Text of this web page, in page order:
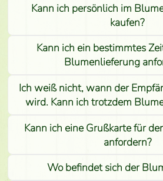
Kann ich persönlich im
kaufen?
Kann ich ein bestimmtes
Blumenlieferung
Ich weiß nicht, wann der
wird. Kann ich trotzdem
Kann ich eine Grußkarte für
anfordern?
Wo befindet sich der